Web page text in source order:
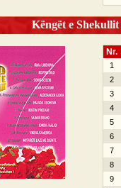
Këngët e
Nr.
1
2
3
4
5
6
7
8
9